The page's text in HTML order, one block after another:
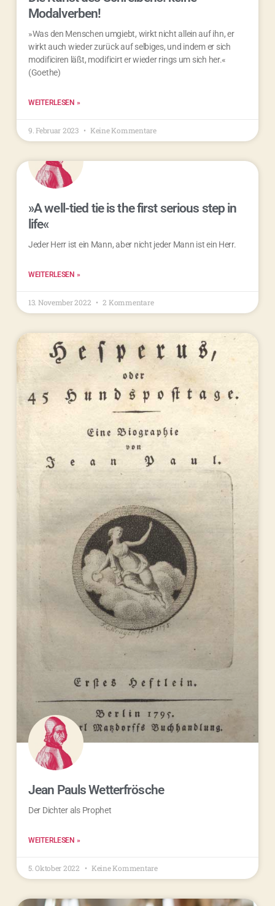
Modalverben!
»Was den Menschen umgiebt, wirkt nicht allein auf ihn, er
wirkt auch wieder zurück auf selbiges, und indem er sich
modificiren läßt, modificirt er wieder rings um sich her.«
(Goethe)
WEITERLESEN »
9. Februar 2023 Keine Kommentare
»A well-tied tie is the first serious step in
life«
Jeder Herr ist ein Mann, aber nicht jeder Mann ist ein Herr.
WEITERLESEN »
13. November 2022 2 Kommentare
Jean Pauls Wetterfrösche
Der Dichter als Prophet
WEITERLESEN »
5. Oktober 2022 Keine Kommentare